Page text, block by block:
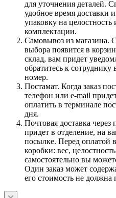
для уточнения деталей.
удобное время доставки
упаковку на целостность
комплектации.
Самовывоз из магазина.
выбора появится в
склад, вам придет
обратитесь к сотруднику
номер.
Постамат. Когда заказ
телефон или e-mail
оплатить в терминале
дня.
Почтовая доставка через
придет в отделение, на
посылке. Перед оплатой
коробки: вес,
самостоятельно вы
Один заказ может
его стоимость не